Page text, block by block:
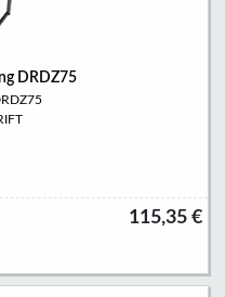
DRDZ75
115,35 €